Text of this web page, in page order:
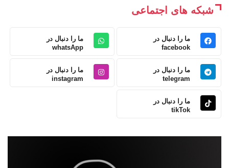
شبکه های اجتماعی
ما را دنبال در
facebook
ما را دنبال در
whatsApp
ما را دنبال در
telegram
ما را دنبال در
instagram
ما را دنبال در
tikTok